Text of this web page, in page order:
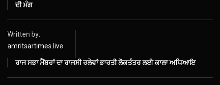
ਦੀ ਮੰਗ
Written by:
amritsartimes.live
ਰਾਜ ਸਭਾ ਮੈਂਬਰਾਂ ਦਾ ਰਾਜਸੀ ਰਲੇਵਾਂ ਭਾਰਤੀ ਲੋਕਤੰਤਰ ਲਈ ਕਾਲਾ ਅਧਿਆਇ